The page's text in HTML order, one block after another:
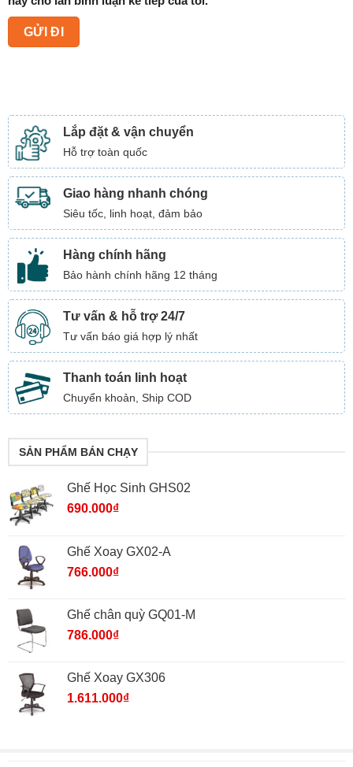
Lắp đặt & vận chuyển
Hỗ trợ toàn quốc
Giao hàng nhanh chóng
Siêu tốc, linh hoạt, đảm bảo
Hàng chính hãng
Bảo hành chính hãng 12 tháng
Tư vấn & hỗ trợ 24/7
Tư vấn báo giá hợp lý nhất
Thanh toán linh hoạt
Chuyển khoản, Ship COD
SẢN PHẨM BÁN CHẠY
Ghế Học Sinh GHS02
690.000₫
Ghế Xoay GX02-A
766.000₫
Ghế chân quỳ GQ01-M
786.000₫
Ghế Xoay GX306
1.611.000₫